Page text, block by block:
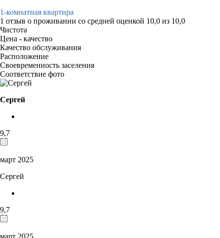
1-комнатная квартира
1 отзыв о проживании со средней оценкой 10,0 из 10,0
Чистота
Цена - качество
Качество обслуживания
Расположение
Своевременность заселения
Соответствие фото
Сергей
9,7
март 2025
Сергей
9,7
март 2025